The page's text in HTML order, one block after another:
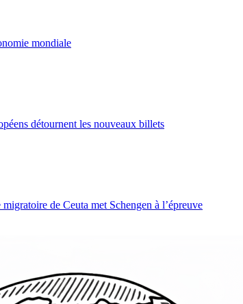
mondiale
détournent les nouveaux billets
de Ceuta met Schengen à l’épreuve